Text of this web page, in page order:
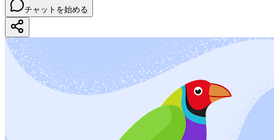
チャットを始める